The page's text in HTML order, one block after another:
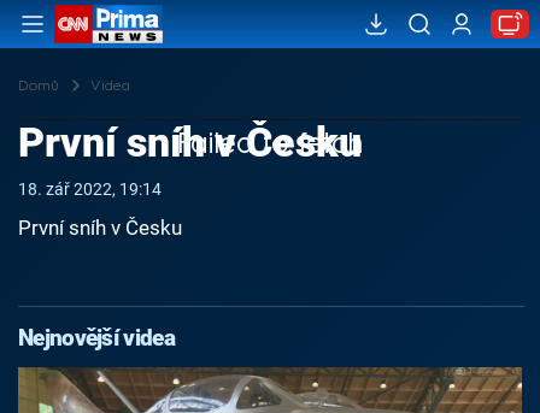
Domů Videa
Failed to fetch
První sníh v Česku
18. zář 2022, 19:14
První sníh v Česku
Nejnovější videa